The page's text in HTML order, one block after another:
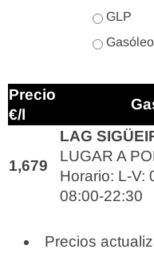
GLP
Precio
€/l
1,679
LAG
LUGAR A
Horario: L-V:
08:00-22:30
Precios